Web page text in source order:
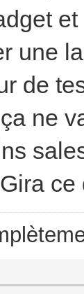
une
de
ne